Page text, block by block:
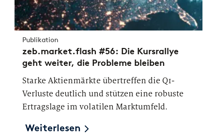
Publikation
zeb.market.flash #56: Die Kursrallye
geht weiter, die Probleme bleiben
Starke Aktienmärkte übertreffen die Q1-
Verluste deutlich und stützen eine robuste
Ertragslage im volatilen Marktumfeld.
Weiterlesen